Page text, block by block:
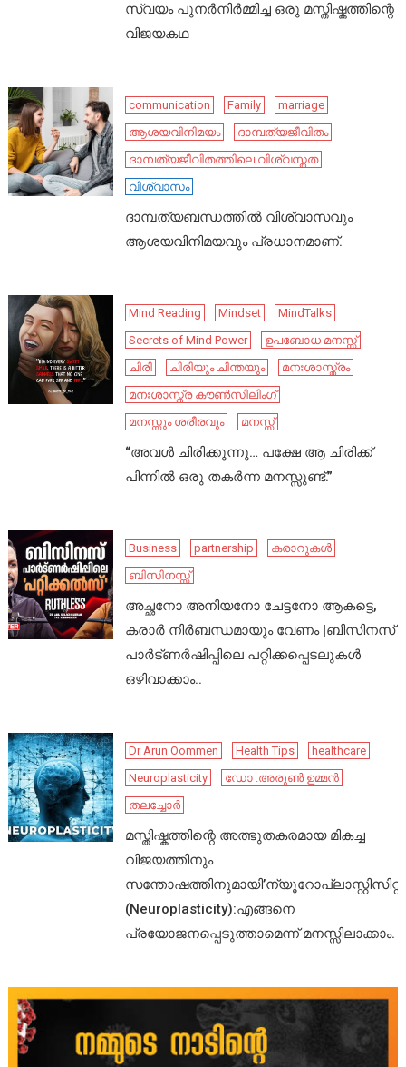
സ്വയം പുനർനിർമ്മിച്ച ഒരു മസ്തിഷ്കത്തിന്റെ
വിജയകഥ
communication Family
marriage
ആശയവിനിമയം
ദാമ്പത്യജീവിതം
ദാമ്പത്യജീവിതത്തിലെ വിശ്വസ്തത
വിശ്വാസം
ദാമ്പത്യബന്ധത്തിൽ വിശ്വാസവും
ആശയവിനിമയവും പ്രധാനമാണ്.
Mind Reading Mindset
MindTalks
Secrets of Mind Power
ഉപബോധ മനസ്സ്
ചിരി
ചിരിയും ചിന്തയും
മനഃശാസ്ത്രം
മനഃശാസ്ത്ര കൗൺസിലിംഗ്
മനസ്സും ശരീരവും
മനസ്സ്
“അവൾ ചിരിക്കുന്നു… പക്ഷേ ആ ചിരിക്ക്
പിന്നിൽ ഒരു തകർന്ന മനസ്സുണ്ട്.”
Business partnership
കരാറുകൾ
ബിസിനസ്സ്
അച്ഛനോ അനിയനോ ചേട്ടനോ ആകട്ടെ,
കരാർ നിർബന്ധമായും വേണം |ബിസിനസ്
പാർട്ണർഷിപ്പിലെ പറ്റിക്കപ്പെടലുകൾ
ഒഴിവാക്കാം..
Dr Arun Oommen Health Tips
healthcare
Neuroplasticity
ഡോ .അരുൺ ഉമ്മൻ
തലച്ചോർ
മസ്തിഷ്കത്തിന്റെ അത്ഭുതകരമായ മികച്ച
വിജയത്തിനും
സന്തോഷത്തിനുമായി’ന്യൂറോപ്ലാസ്റ്റിസിറ്റി’
(Neuroplasticity):എങ്ങനെ
പ്രയോജനപ്പെടുത്താമെന്ന് മനസ്സിലാക്കാം.